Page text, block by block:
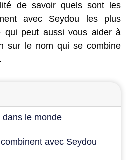
de savoir quels sont les
avec Seydou les plus
qui peut aussi vous aider à
sur le nom qui se combine
dans le monde
avec Seydou